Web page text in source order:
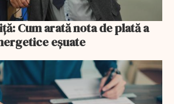
Cum arată nota de plată a
eșuate